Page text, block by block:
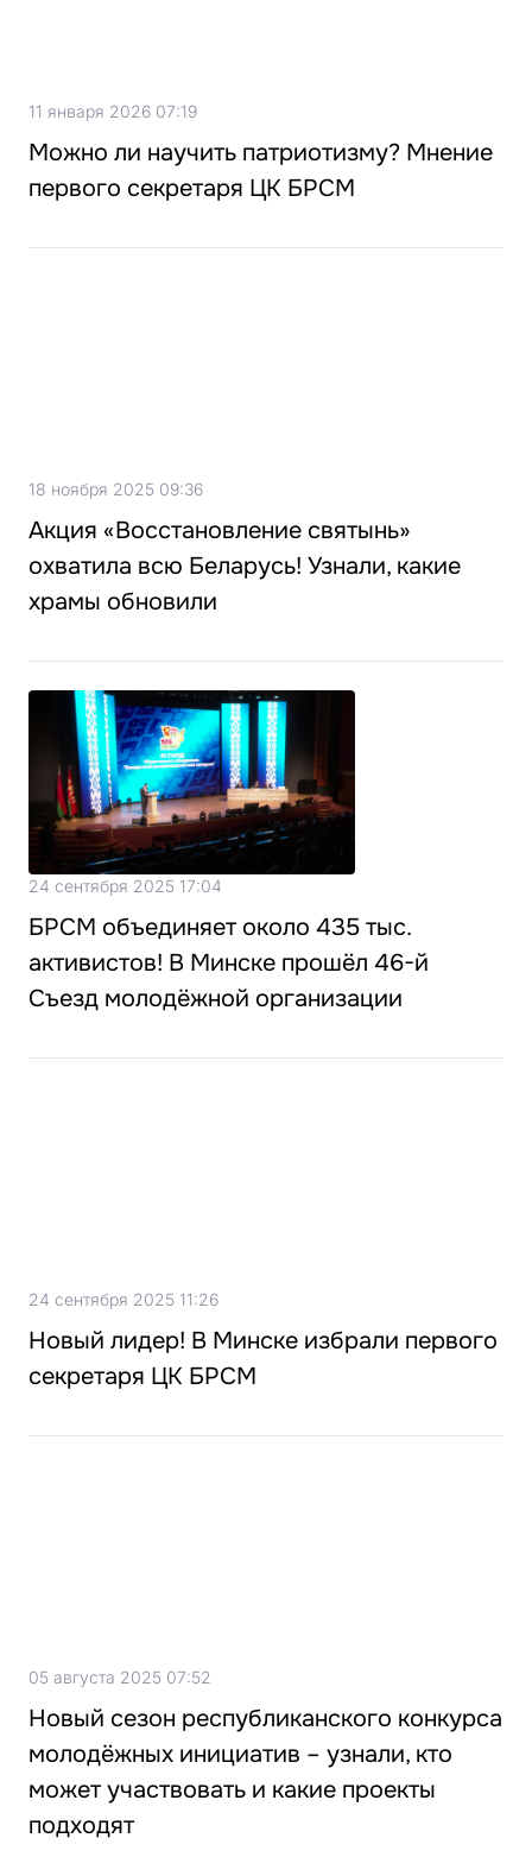
11 января 2026 07:19
Можно ли научить патриотизму? Мнение
первого секретаря ЦК БРСМ
18 ноября 2025 09:36
Акция «Восстановление святынь»
охватила всю Беларусь! Узнали, какие
храмы обновили
24 сентября 2025 17:04
БРСМ объединяет около 435 тыс.
активистов! В Минске прошёл 46-й
Съезд молодёжной организации
24 сентября 2025 11:26
Новый лидер! В Минске избрали первого
секретаря ЦК БРСМ
05 августа 2025 07:52
Новый сезон республиканского конкурса
молодёжных инициатив – узнали, кто
может участвовать и какие проекты
подходят